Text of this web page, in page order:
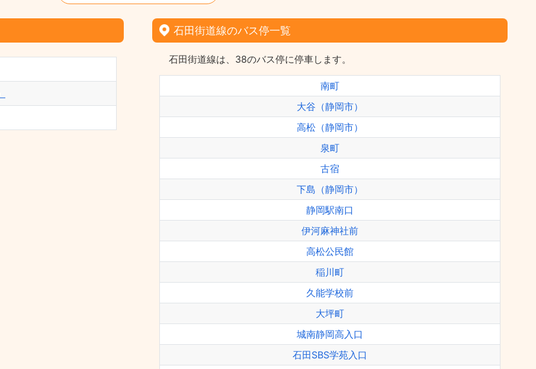
石田街道線のバス停一覧
石田街道線は、38のバス停に停車します。
南町
大谷（静岡市）
高松（静岡市）
泉町
古宿
下島（静岡市）
静岡駅南口
伊河麻神社前
高松公民館
稲川町
久能学校前
大坪町
城南静岡高入口
石田SBS学苑入口